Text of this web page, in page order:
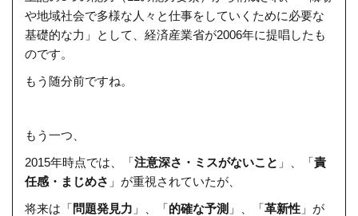
や地域社会で多様な人々と仕事をしていくために必要な
基礎的な力」として、経済産業省が2006年に提唱したも
のです。
もう随分前ですね。
もう一つ、
2015年時点では、
「注意深さ・ミスがないこと 」、「責
任感・まじめさ 」が重視されていたが、
将来は「問題発見力 」、「的確な予測 」、「革新性 」が